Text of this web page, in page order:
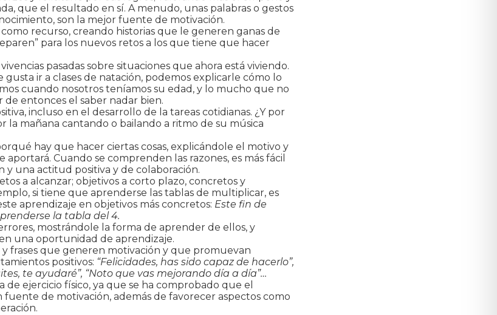
que el resultado en sí. A menudo, unas palabras o gestos
son la mejor fuente de motivación.
recurso, creando historias que le generen ganas de
para los nuevos retos a los que tiene que hacer
pasadas sobre situaciones que ahora está viviendo.
gusta ir a clases de natación, podemos explicarle cómo lo
cuando nosotros teníamos su edad, y lo mucho que no
de entonces el saber nadar bien.
incluso en el desarrollo de la tareas cotidianas. ¿Y por
la mañana cantando o bailando a ritmo de su música
hay que hacer ciertas cosas, explicándole el motivo y
aportará. Cuando se comprenden las razones, es más fácil
y una actitud positiva y de colaboración.
a alcanzar; objetivos a corto plazo, concretos y
si tiene que aprenderse las tablas de multiplicar, es
aprendizaje en objetivos más concretos: Este fin de
la tabla del 4.
mostrándole la forma de aprender de ellos, y
una oportunidad de aprendizaje.
frases que generen motivación y que promuevan
positivos: “Felicidades, has sido capaz de hacerlo”,
te ayudaré”, “Noto que vas mejorando día a día”…
de ejercicio físico, ya que se ha comprobado que el
de motivación, además de favorecer aspectos como